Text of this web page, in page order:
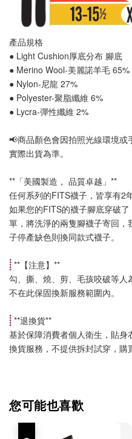
產品規格
● Light Cushion厚底分布 腳底
● Merino Wool-美麗諾羊毛 65%
● Nylon-尼龍 27%
● Polyester-聚脂纖維 6%
● Lycra-彈性纖維 2%
📢商品顏色會因拍照光線環境
實際出貨為準。
**「美國製造， 品質卓越」**
任何系列的FITS襪子，皆享有2
如果您的FITS的襪子腳底穿破
單，將洗淨的兩隻腳襪子寄回
子停產缺色則換同款式襪子。
**【注意】**
勾、撕、燒、剪、毛孩咬破等人
不在此保固換新服務範圍內。
**退換貨**
基於保障消費者個人衛生，貼
換貨服務，不提供拆封試穿，購
您可能也喜歡